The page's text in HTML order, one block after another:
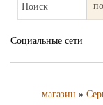
Поиск
Социальные сети
магазин »